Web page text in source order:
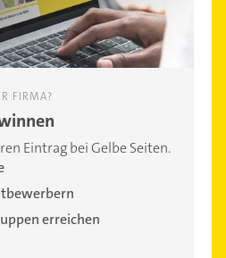
FIRMA?
Eintrag bei Gelbe Seiten.
erreichen